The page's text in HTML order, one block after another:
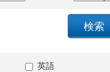
英語